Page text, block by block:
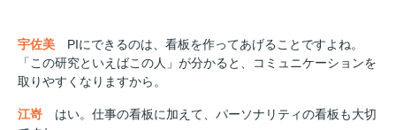
宇佐美 PIにできるのは、看板を作ってあげることですよね。
「この研究といえばこの人」が分かると、コミュニケーションを
取りやすくなりますから。
江嵜 はい。仕事の看板に加えて、パーソナリティの看板も大切